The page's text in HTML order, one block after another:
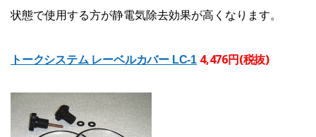
状態で使用する方が静電気除去効果が高くなります。
トークシステム レーベルカバー LC-1 4,476円(税抜)